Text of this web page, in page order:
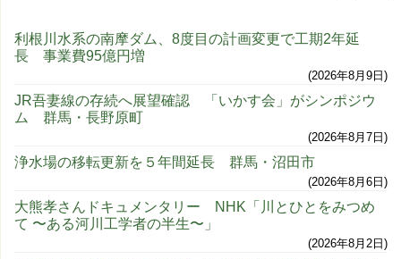
利根川水系の南摩ダム、8度目の計画変更で工期2年延
長 事業費95億円増
2026年8月9日
JR吾妻線の存続へ展望確認 「いかす会」がシンポジウ
ム 群馬・長野原町
2026年8月7日
浄水場の移転更新を５年間延長 群馬・沼田市
2026年8月6日
大熊孝さんドキュメンタリー NHK「川とひとをみつめ
て 〜ある河川工学者の半生〜」
2026年8月2日